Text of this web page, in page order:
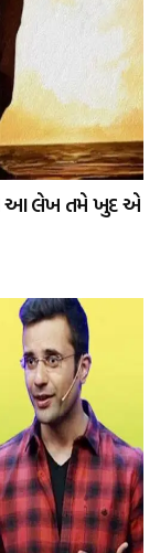
આ લેખ તમે ખુદ એ